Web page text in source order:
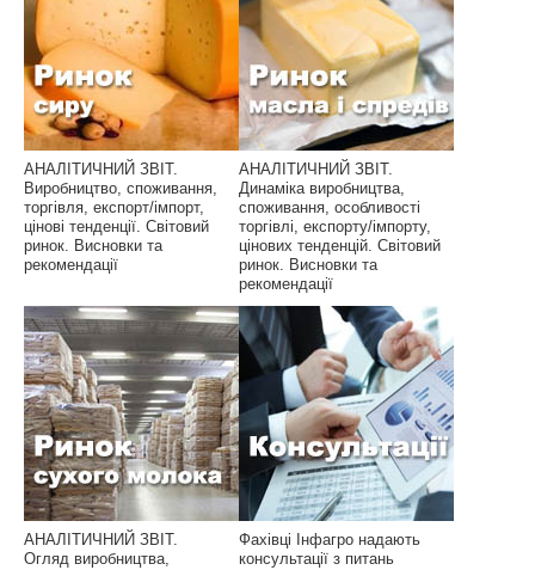
АНАЛІТИЧНИЙ ЗВІТ.
Виробництво, споживання,
торгівля, експорт/імпорт,
цінові тенденції. Світовий
ринок. Висновки та
рекомендації
АНАЛІТИЧНИЙ ЗВІТ.
Динаміка виробництва,
споживання, особливості
торгівлі, експорту/імпорту,
цінових тенденцій. Світовий
ринок. Висновки та
рекомендації
АНАЛІТИЧНИЙ ЗВІТ.
Огляд виробництва,
Фахівці Інфагро надають
консультації з питань